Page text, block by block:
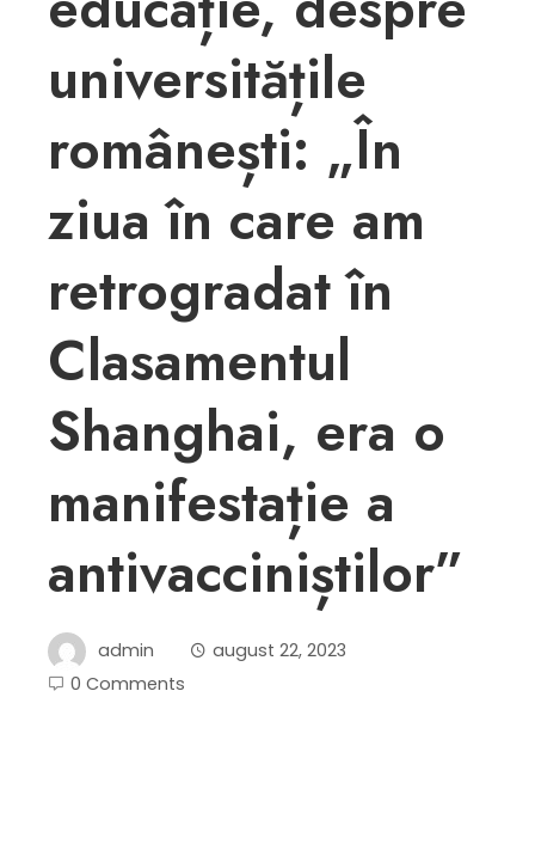
universitățile
românești: „În
ziua în care am
retrogradat în
Clasamentul
Shanghai, era o
manifestație a
antivacciniștilor”
admin
august 22, 2023
0 Comments